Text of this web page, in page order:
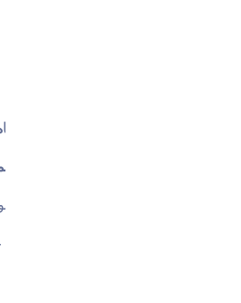
گروه تکنولوژی آموزشی
اولین پیش نشست بین المللی
قابلیت های هوش
دکتر رحیم